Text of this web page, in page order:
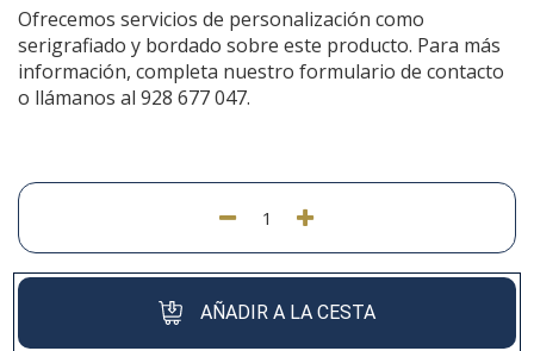
Ofrecemos servicios de personalización como
serigrafiado y bordado sobre este producto. Para más
información, completa nuestro formulario de contacto
o llámanos al 928 677 047.
AÑADIR A LA CESTA